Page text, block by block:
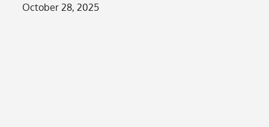
Posted
October 28, 2025